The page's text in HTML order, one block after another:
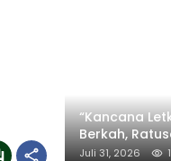
“Kancana
Berkah,
Terima Nasi
Juli 31, 2026